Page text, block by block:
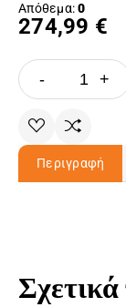
Απόθεμα:0
274,99 €
- +
Περιγραφή